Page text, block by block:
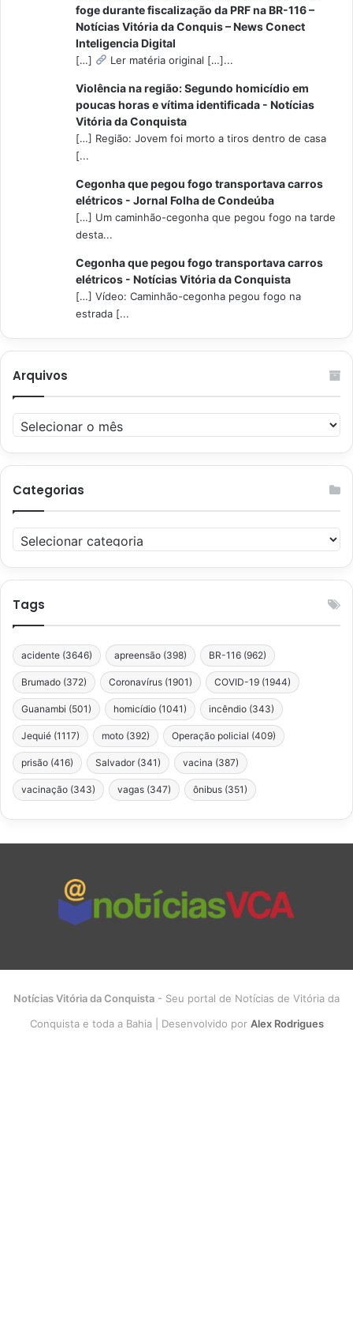
foge durante fiscalização da PRF na BR-116 –
Notícias Vitória da Conquis – News Conect
Inteligencia Digital
[…] Ler matéria original […]...
Violência na região: Segundo homicídio em
poucas horas e vítima identificada - Notícias
Vitória da Conquista
[…] Região: Jovem foi morto a tiros dentro de casa
[...
Cegonha que pegou fogo transportava carros
elétricos - Jornal Folha de Condeúba
[…] Um caminhão-cegonha que pegou fogo na tarde
desta...
Cegonha que pegou fogo transportava carros
elétricos - Notícias Vitória da Conquista
[…] Vídeo: Caminhão-cegonha pegou fogo na
estrada [...
Arquivos
Arquivos
Categorias
Categorias
Tags
acidente (3646) apreensão (398) BR-116 (962)
Brumado (372) Coronavírus (1901) COVID-19 (1944)
Guanambi (501) homicídio (1041) incêndio (343)
Jequié (1117) moto (392) Operação policial (409)
prisão (416) Salvador (341) vacina (387)
vacinação (343) vagas (347) ônibus (351)
Notícias Vitória da Conquista - Seu portal de Notícias de Vitória da
Conquista e toda a Bahia | Desenvolvido por Alex Rodrigues